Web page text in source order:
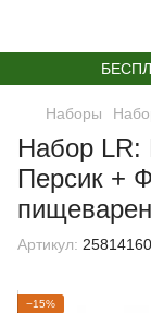
Наборы
Набор LR:
Персик +
Артикул:
−15%